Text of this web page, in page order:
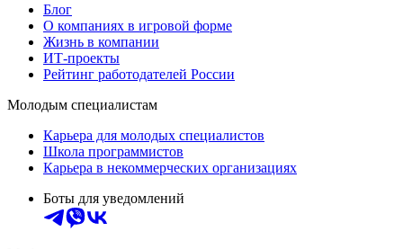
Блог
О компаниях в игровой форме
Жизнь в компании
ИТ-проекты
Рейтинг работодателей России
Молодым специалистам
Карьера для молодых специалистов
Школа программистов
Карьера в некоммерческих организациях
Боты для уведомлений